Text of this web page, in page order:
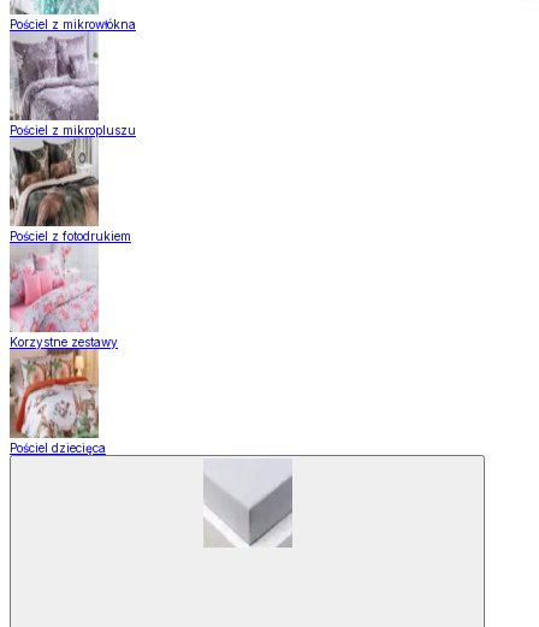
Pościel z mikrowłókna
Pościel z mikropluszu
Pościel z fotodrukiem
Korzystne zestawy
Pościel dziecięca